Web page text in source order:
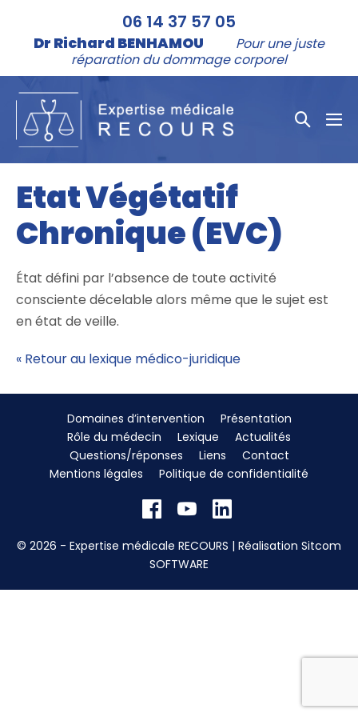
contenu
06 14 37 57 05
Dr Richard BENHAMOU
Pour une juste
réparation du dommage corporel
Etat Végétatif
Chronique (EVC)
État défini par l’absence de toute activité
consciente décelable alors même que le sujet est
en état de veille.
« Retour au lexique médico-juridique
Domaines d’intervention
Présentation
Rôle du médecin
Lexique
Actualités
Questions/réponses
Liens
Contact
Mentions légales
Politique de confidentialité
© 2026 - Expertise médicale RECOURS | Réalisation Sitcom
SOFTWARE